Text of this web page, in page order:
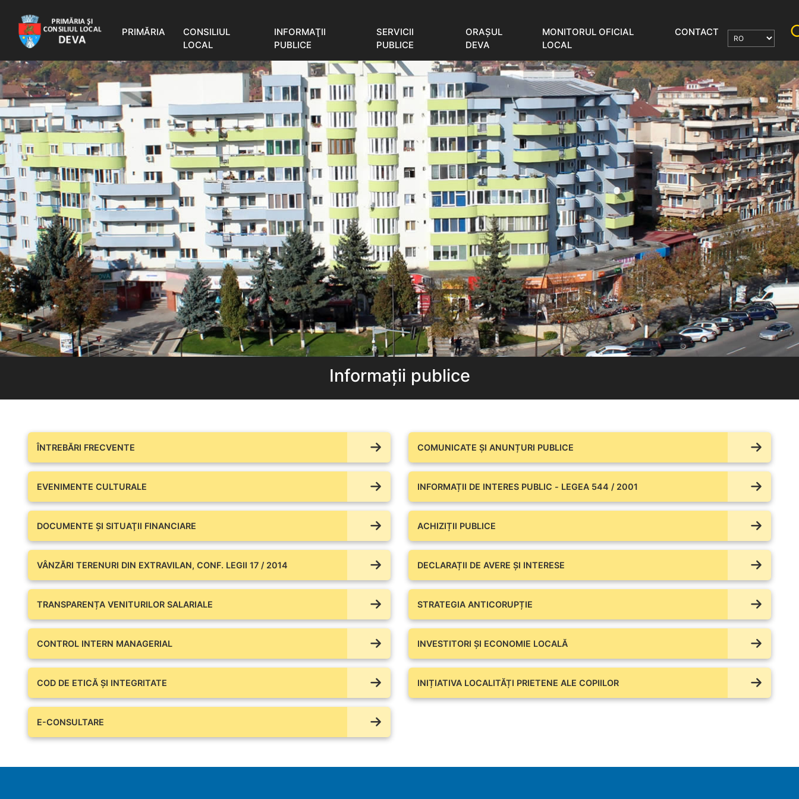
PRIMĂRIA
CONSILIUL
LOCAL
INFORMAŢII
PUBLICE
SERVICII
PUBLICE
ORAŞUL
DEVA
MONITORUL OFICIAL
LOCAL
CONTACT
Informații publice
ÎNTREBĂRI FRECVENTE COMUNICATE ŞI ANUNȚURI PUBLICE
EVENIMENTE CULTURALE INFORMAȚII DE INTERES PUBLIC - LEGEA 544 / 2001
DOCUMENTE ŞI SITUAŢII FINANCIARE ACHIZIȚII PUBLICE
VÂNZĂRI TERENURI DIN EXTRAVILAN, CONF. LEGII 17 / 2014 DECLARAȚII DE AVERE ŞI INTERESE
TRANSPARENȚA VENITURILOR SALARIALE STRATEGIA ANTICORUPȚIE
CONTROL INTERN MANAGERIAL INVESTITORI ȘI ECONOMIE LOCALĂ
COD DE ETICĂ ȘI INTEGRITATE INIȚIATIVA LOCALITĂȚI PRIETENE ALE COPIILOR
E-CONSULTARE